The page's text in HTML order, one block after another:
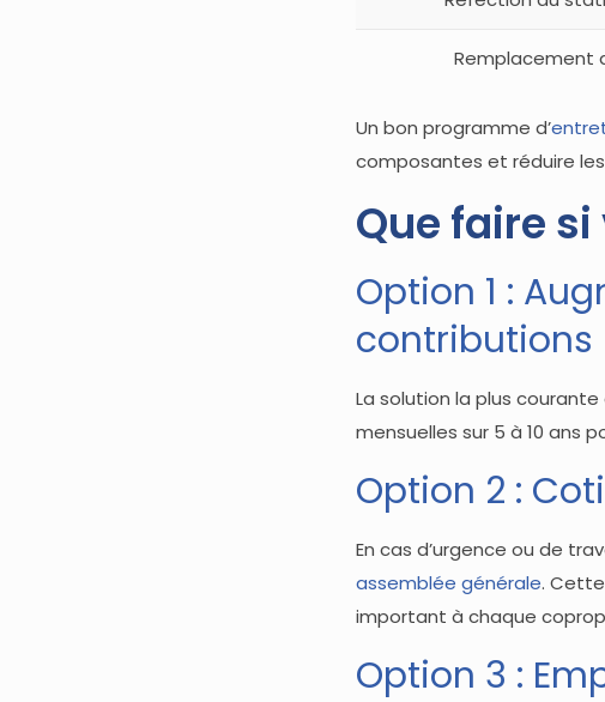
Remplacement
Un bon programme d’
composantes et réduire
Que faire
Option 1 :
contributions
La solution la plus
mensuelles sur 5 à 10 ans
Option 2 :
En cas d’urgence ou de
assemblée générale.
important à chaque
Option 3 :